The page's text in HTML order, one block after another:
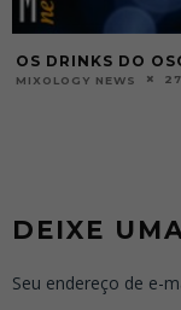
OS DRINKS DO
MIXOLOGY NEWS
DEIXE
Seu endereço de e-